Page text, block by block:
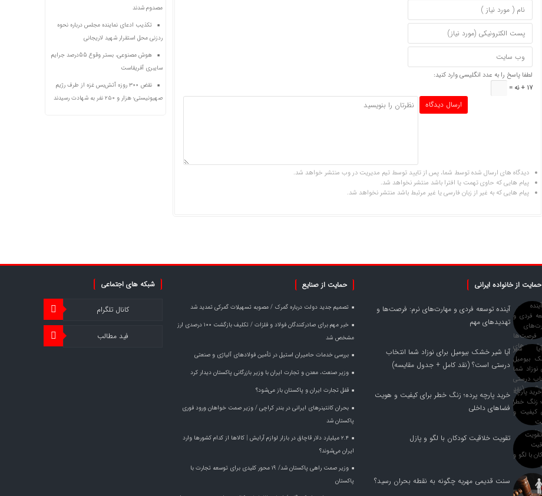
لطفا پاسخ را به عدد انگلیسی وارد کنید:
17 + نه =
دیدگاه های ارسال شده توسط شما، پس از تایید توسط تیم مدیریت در وب منتشر خواهد شد.
پیام هایی که حاوی تهمت یا افترا باشد منتشر نخواهد شد.
پیام هایی که به غیر از زبان فارسی یا غیر مرتبط باشد منتشر نخواهد شد.
مصدوم شدند
تکذیب ادعای نماینده مجلس درباره نحوه
ردزنی محل استقرار شهید لاریجانی
هوش مصنوعی، بستر وقوع 55درصد جرایم
سایبری آفریقاست
نقض ۳۰۰ روزه آتش‌بس غزه از طرف رژیم
صهیونیستی؛ هزار و ۲۵۰ نفر به شهادت رسیدند
حمایت از خانواده ایرانی
آینده توسعه فردی و مهارت‌های نرم: فرصت‌ها و
تهدیدهای مهم
آیا شیر خشک بیومیل برای نوزاد شما انتخاب
درستی است؟ (نقد کامل + جدول مقایسه)
خرید پارچه پرده؛ زنگ خطر برای کیفیت و هویت
فضاهای داخلی
تقویت خلاقیت کودکان با لگو و پازل
سنت قدیمی مهریه چگونه به نقطه بحران رسید؟
حمایت از صنایع
تصمیم جدید دولت درباره گمرک / مصوبه تسهیلات گمرکی تمدید شد
خبر مهم برای صادرکنندگان فولاد و فلزات / تکلیف بازگشت ۱۰۰ درصدی ارز
مشخص شد
بررسی خدمات حامیران استیل در تأمین فولادهای آلیاژی و صنعتی
وزیر صنعت، معدن و تجارت ایران با وزیر بازرگانی پاکستان دیدار کرد
قفل تجارت ایران و پاکستان باز می‌شود؟
بحران کانتینر‌های ایرانی در بندر کراچی / وزیر صمت خواهان ورود فوری
پاکستان شد
۲.۴ میلیارد دلار قاچاق در بازار لوازم آرایش | کالاها از کدام کشورها وارد
ایران می‌شوند؟
وزیر صمت راهی پاکستان شد/ ۱۹ محور کلیدی برای توسعه تجارت با
پاکستان
شبکه های اجتماعی
کانال تلگرام
فید مطالب